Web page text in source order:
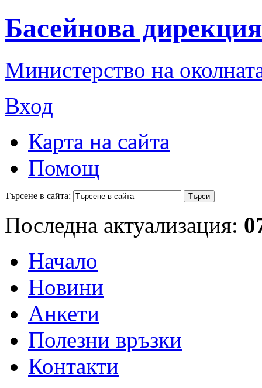
Басейнова
Министерство на
Вход
Карта на сайта
Помощ
Търсене в сайта:
Последна актуализация:
Начало
Новини
Анкети
Полезни връзки
Контакти